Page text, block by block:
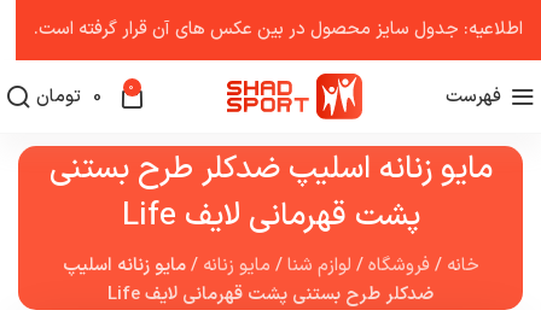
فهرست 0
0 تومان
مايو زنانه اسليپ ضدکلر طرح بستنی
پشت قهرمانی لایف Life
خانه /فروشگاه/ لوازم شنا/ مایو زنانه /مايو زنانه اسليپ
ضدکلر طرح بستنی پشت قهرمانی لایف Life
اطلاعیه: جدول سایز محصول در بین عکس ‌های آن قرار گرفته است.